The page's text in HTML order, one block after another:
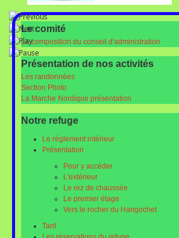
Le comité
La composition du conseil d'administration
Présentation de nos activités
Les randonnées
Section Photo
La Marche Nordique présentation
Notre refuge
Le réglement intérieur
Présentation
Pour y accéder
L'extérieur
Le rez de chaussée
Le premier étage
Vers le rocher du Hangochet
Tarif